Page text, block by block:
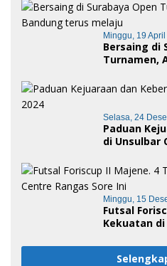
Minggu, 19
Bersaing di
Turnamen,
Selasa, 24
Paduan
di Unsulbar
Minggu, 15
Futsal
Kekuatan